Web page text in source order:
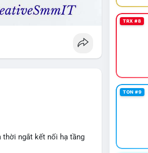
thời ngắt kết nối hạ tầng
TRX #8
TON #9